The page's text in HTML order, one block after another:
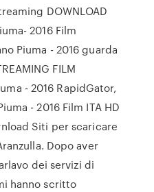
DOWNLOAD
2016 Film
Piuma - 2016 guarda
FILM
- 2016 RapidGator,
- 2016 Film ITA HD
Siti per scaricare
Dopo aver
dei servizi di
hanno scritto